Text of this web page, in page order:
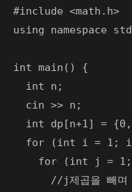
#include <math.h>
using namespace
int main() {
  int n;
  cin >> n;
int dp[n+1] =
for (int i = 1;
for (int j =
//j제곱을 빼며